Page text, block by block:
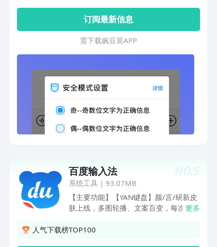
按键位置，每输入个拼音字母，即拼音体
系里的声母，都将提示与之相关的韵母，
这从根本上解决了双拼入门门槛高，需要
提前进行记忆学习的问题；同时相比其他
入效率，用整拼键盘输入很长的拼音也只
需要两键即可完成，无需输入所有拼音字
安全加密体验和一种好用的中文拼音输入
方式。一旦开始，将爱不释手。
订阅最新信息
需 下 载 豌 豆 荚 A P P
NO.5
百度输入法
系统工具| 93.07MB
【主要功能】【YAN键盘】颜/言/研新皮
肤上线，多图轮播、文案百变，每次输入
支持多图DIY、百变文案DIY；【智能预
更多
人气下载榜TOP100